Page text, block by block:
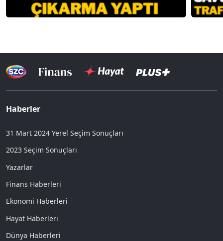
Haberler
31 Mart 2024 Yerel Seçim Sonuçları
2023 Seçim Sonuçları
Yazarlar
Finans Haberleri
Ekonomi Haberleri
Hayat Haberleri
Dünya Haberleri